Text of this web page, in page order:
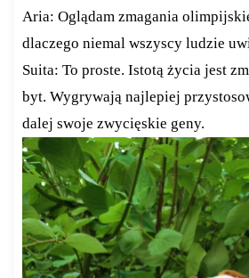
Aria: Oglądam zmagania
dlaczego niemal wszyscy ludzie
Suita: To proste. Istotą życia jest
byt. Wygrywają najlepiej
dalej swoje zwycięskie geny.